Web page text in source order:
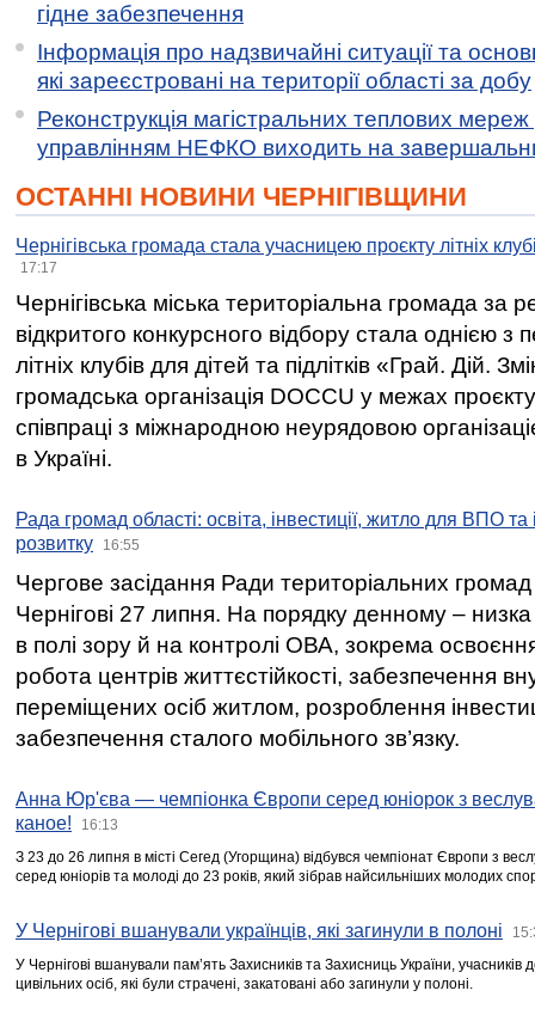
гідне забезпечення
Інформація про надзвичайні ситуації та
які зареєстровані на території області за добу
Реконструкція магістральних теплових мереж
управлінням НЕФКО виходить на
ОСТАННІ НОВИНИ ЧЕРНІГІВЩИНИ
Чернігівська громада стала учасницею проєкту літніх
17:17
Чернігівська міська територіальна громада за
відкритого конкурсного відбору стала однією
літніх клубів для дітей та підлітків «Грай. Дій.
громадська організація DOCCU у межах
співпраці з міжнародною неурядовою
в Україні.
Рада громад області: освіта, інвестиції, житло для ВПО
розвитку
16:55
Чергове засідання Ради територіальних громад
Чернігові 27 липня. На порядку денному –
в полі зору й на контролі ОВА, зокрема освоєння
робота центрів життєстійкості, забезпечення
переміщених осіб житлом, розроблення
забезпечення сталого мобільного зв’язку.
Анна Юр'єва — чемпіонка Європи серед юніорок з
каное!
16:13
З 23 до 26 липня в місті Сегед (Угорщина) відбувся чемпіонат Європи з
серед юніорів та молоді до 23 років, який зібрав найсильніших молодих
У Чернігові вшанували українців, які загинули в полоні
У Чернігові вшанували пам’ять Захисників та Захисниць України,
цивільних осіб, які були страчені, закатовані або загинули у полоні.